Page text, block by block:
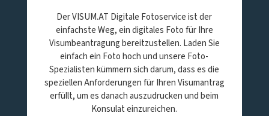
Der VISUM.AT Digitale Fotoservice ist der
einfachste Weg, ein digitales Foto für Ihre
Visumbeantragung bereitzustellen. Laden Sie
einfach ein Foto hoch und unsere Foto-
Spezialisten kümmern sich darum, dass es die
speziellen Anforderungen für Ihren Visumantrag
erfüllt, um es danach auszudrucken und beim
Konsulat einzureichen.